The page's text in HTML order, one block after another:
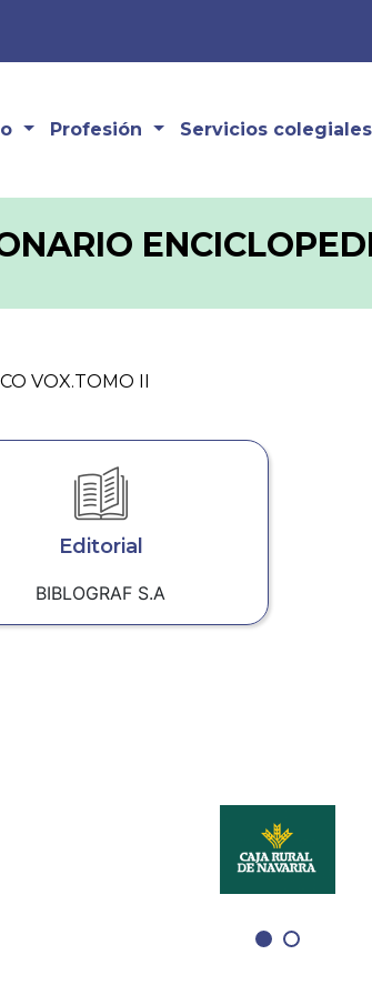
Profesión Servicios colegiales
VOX.TOMO II
Editorial
BIBLOGRAF S.A